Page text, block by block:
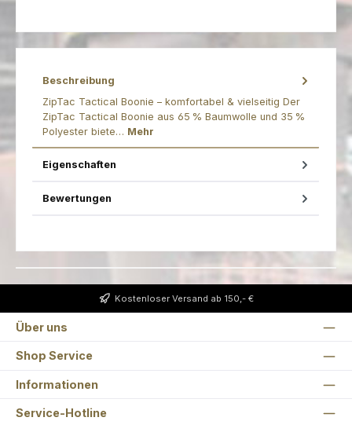
Beschreibung
ZipTac Tactical Boonie – komfortabel & vielseitig Der
ZipTac Tactical Boonie aus 65 % Baumwolle und 35 %
Polyester biete… Mehr
Eigenschaften
Bewertungen
Kostenloser Versand ab 150,- €
Über uns
Shop Service
Informationen
Service-Hotline